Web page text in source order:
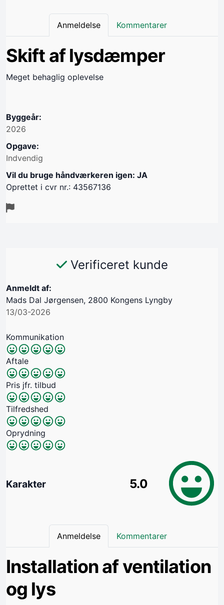
Anmeldelse Kommentarer
Skift af lysdæmper
Meget behaglig oplevelse
Byggeår:
2026
Opgave:
Indvendig
Vil du bruge håndværkeren igen: JA
Oprettet i cvr nr.: 43567136
Verificeret kunde
Anmeldt af:
Mads Dal Jørgensen, 2800 Kongens Lyngby
13/03-2026
Kommunikation
Aftale
Pris jfr. tilbud
Tilfredshed
Oprydning
Karakter 5.0
Anmeldelse Kommentarer
Installation af ventilation
og lys